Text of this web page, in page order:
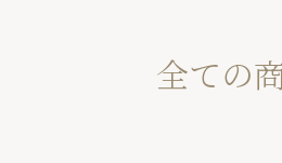
全ての